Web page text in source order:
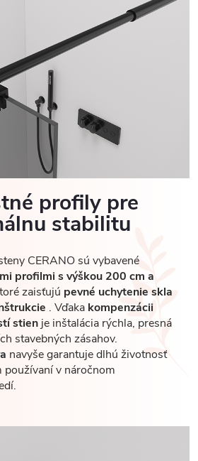
profily pre
stabilitu
CERANO sú vybavené
profilmi s výškou 200 cm a
zaisťujú pevné uchytenie skla
. Vďaka kompenzácii
stien je inštalácia rýchla, presná
stavebných zásahov.
navyše garantuje dlhú životnosť
používaní v náročnom